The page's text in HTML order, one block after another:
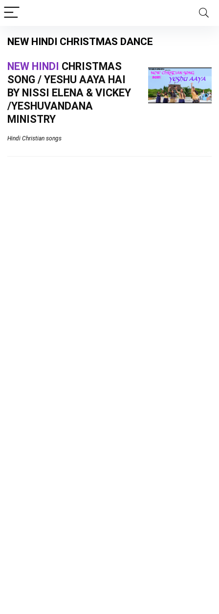
NEW HINDI CHRISTMAS DANCE
NEW HINDI CHRISTMAS
SONG / YESHU AAYA HAI
BY NISSI ELENA & VICKEY
/YESHUVANDANA
MINISTRY
Hindi Christian songs